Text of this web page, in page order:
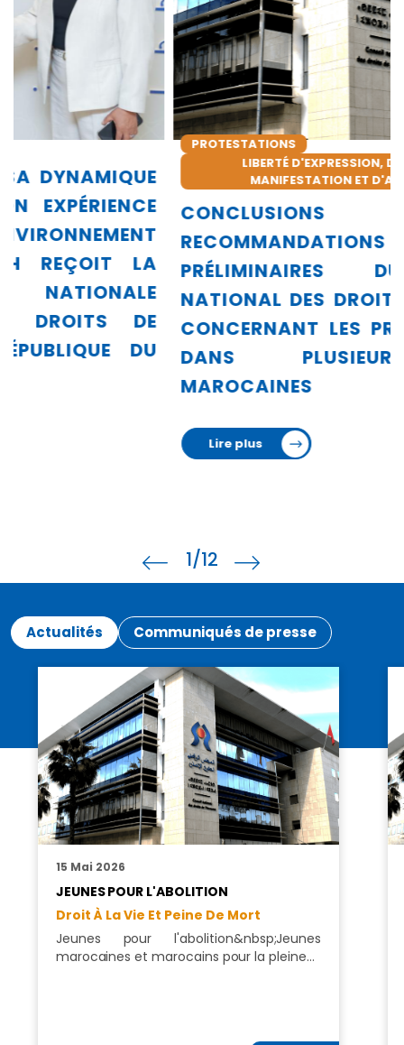
CONCLUSIONS ET
RECOMMANDATIONS
PRÉLIMINAIRES DU CONSEIL
NATIONAL DES DROITS DE L’HOMME
CONCERNANT LES PROTESTATIONS
DANS PLUSIEURS VILLES
PROTESTATIONS
LIBERTÉ D'EXPRESSION, DE RÉUNION, DE
MANIFESTATION ET D'ASSOCIATION
1/12
Actualités Communiqués de presse
15 Mai 2026
JEUNES POUR L'ABOLITION
Droit À La Vie Et Peine De Mort
Jeunes pour l'abolition&nbsp;Jeunes
marocaines et marocains pour la pleine…